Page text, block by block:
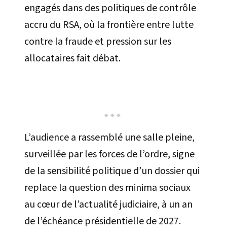
engagés dans des politiques de contrôle
accru du RSA, où la frontière entre lutte
contre la fraude et pression sur les
allocataires fait débat.
L’audience a rassemblé une salle pleine,
surveillée par les forces de l’ordre, signe
de la sensibilité politique d’un dossier qui
replace la question des minima sociaux
au cœur de l’actualité judiciaire, à un an
de l’échéance présidentielle de 2027.